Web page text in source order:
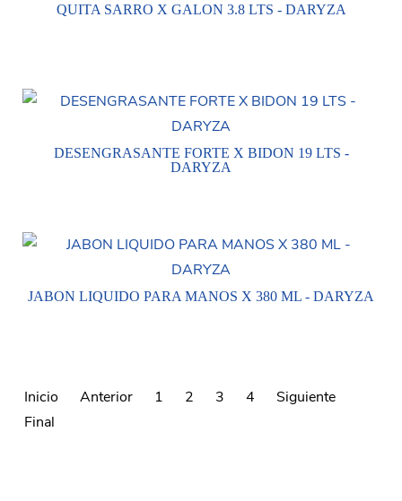
QUITA SARRO X GALON 3.8 LTS - DARYZA
DESENGRASANTE FORTE X BIDON 19 LTS -
DARYZA
JABON LIQUIDO PARA MANOS X 380 ML - DARYZA
Inicio Anterior 1 2 3 4
Siguiente
Final